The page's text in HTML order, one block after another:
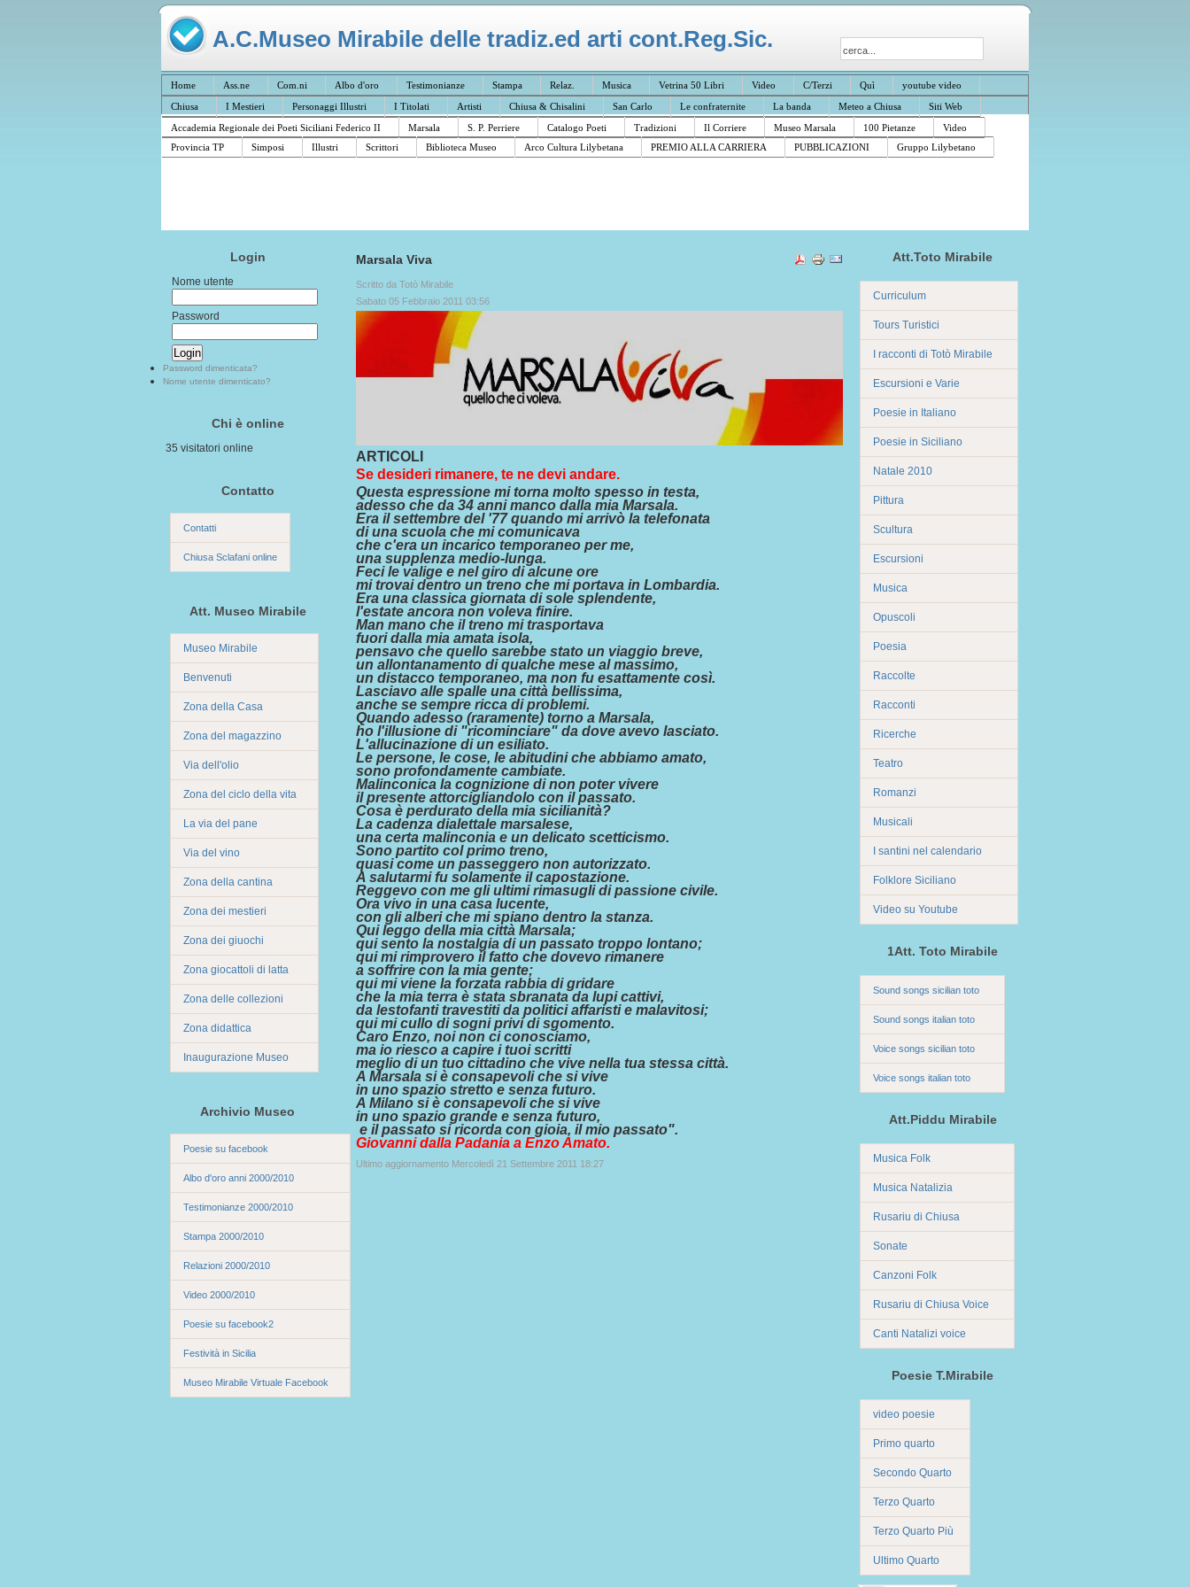
A.C.Museo Mirabile delle tradiz.ed arti cont.Reg.Sic.
Home Ass.ne Com.ni Albo d'oro Testimonianze Stampa Relaz. Musica Vetrina 50 Libri Video C/Terzi Quì
youtube video
Chiusa
I Mestieri Personaggi Illustri I Titolati Artisti Chiusa & Chisalini San Carlo Le confraternite La banda Meteo a Chiusa
Siti Web
Accademia Regionale dei Poeti Siciliani Federico II
Marsala S. P. Perriere Catalogo Poeti Tradizioni Il Corriere Museo Marsala 100 Pietanze
Video
Provincia TP
Simposi Illustri Scrittori Biblioteca Museo Arco Cultura Lilybetana PREMIO ALLA CARRIERA PUBBLICAZIONI Gruppo Lilybetano
Login
Nome utente
Password
Password dimenticata?
Nome utente dimenticato?
Chi è online
35 visitatori online
Contatto
Contatti
Chiusa Sclafani online
Att. Museo Mirabile
Museo Mirabile
Benvenuti
Zona della Casa
Zona del magazzino
Via dell'olio
Zona del ciclo della vita
La via del pane
Via del vino
Zona della cantina
Zona dei mestieri
Zona dei giuochi
Zona giocattoli di latta
Zona delle collezioni
Zona didattica
Inaugurazione Museo
Archivio Museo
Poesie su facebook
Albo d'oro anni 2000/2010
Testimonianze 2000/2010
Stampa 2000/2010
Relazioni 2000/2010
Video 2000/2010
Poesie su facebook2
Festività in Sicilia
Museo Mirabile Virtuale Facebook
Marsala Viva
Scritto da Totò Mirabile
Sabato 05 Febbraio 2011 03:56
ARTICOLI
Se desideri rimanere, te ne devi andare.
Questa espressione mi torna molto spesso in testa,
adesso che da 34 anni manco dalla mia Marsala.
Era il settembre del '77 quando mi arrivò la telefonata
di una scuola che mi comunicava
che c'era un incarico temporaneo per me,
una supplenza medio-lunga.
Feci le valige e nel giro di alcune ore
mi trovai dentro un treno che mi portava in Lombardia.
Era una classica giornata di sole splendente,
l'estate ancora non voleva finire.
Man mano che il treno mi trasportava
fuori dalla mia amata isola,
pensavo che quello sarebbe stato un viaggio breve,
un allontanamento di qualche mese al massimo,
un distacco temporaneo, ma non fu esattamente così.
Lasciavo alle spalle una città bellissima,
anche se sempre ricca di problemi.
Quando adesso (raramente) torno a Marsala,
ho l'illusione di "ricominciare" da dove avevo lasciato.
L'allucinazione di un esiliato.
Le persone, le cose, le abitudini che abbiamo amato,
sono profondamente cambiate.
Malinconica la cognizione di non poter vivere
il presente attorcigliandolo con il passato.
Cosa è perdurato della mia sicilianità?
La cadenza dialettale marsalese,
una certa malinconia e un delicato scetticismo.
Sono partito col primo treno,
quasi come un passeggero non autorizzato.
A salutarmi fu solamente il capostazione.
Reggevo con me gli ultimi rimasugli di passione civile.
Ora vivo in una casa lucente,
con gli alberi che mi spiano dentro la stanza.
Qui leggo della mia città Marsala;
qui sento la nostalgia di un passato troppo lontano;
qui mi rimprovero il fatto che dovevo rimanere
a soffrire con la mia gente;
qui mi viene la forzata rabbia di gridare
che la mia terra è stata sbranata da lupi cattivi,
da lestofanti travestiti da politici affaristi e malavitosi;
qui mi cullo di sogni privi di sgomento.
Caro Enzo, noi non ci conosciamo,
ma io riesco a capire i tuoi scritti
meglio di un tuo cittadino che vive nella tua stessa città.
A Marsala si è consapevoli che si vive
in uno spazio stretto e senza futuro.
A Milano si è consapevoli che si vive
in uno spazio grande e senza futuro,
e il passato si ricorda con gioia, il mio passato".
Giovanni dalla Padania a Enzo Amato.
Ultimo aggiornamento Mercoledì 21 Settembre 2011 18:27
Att.Toto Mirabile
Curriculum
Tours Turistici
I racconti di Totò Mirabile
Escursioni e Varie
Poesie in Italiano
Poesie in Siciliano
Natale 2010
Pittura
Scultura
Escursioni
Musica
Opuscoli
Poesia
Raccolte
Racconti
Ricerche
Teatro
Romanzi
Musicali
I santini nel calendario
Folklore Siciliano
Video su Youtube
1Att. Toto Mirabile
Sound songs sicilian toto
Sound songs italian toto
Voice songs sicilian toto
Voice songs italian toto
Att.Piddu Mirabile
Musica Folk
Musica Natalizia
Rusariu di Chiusa
Sonate
Canzoni Folk
Rusariu di Chiusa Voice
Canti Natalizi voice
Poesie T.Mirabile
video poesie
Primo quarto
Secondo Quarto
Terzo Quarto
Terzo Quarto Più
Ultimo Quarto